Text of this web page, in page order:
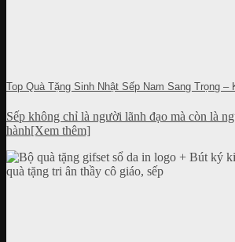
Top Quà Tặng Sinh Nhật Sếp Nam Sang Trọng –
Sếp không chỉ là người lãnh đạo mà còn là
hành[Xem thêm]